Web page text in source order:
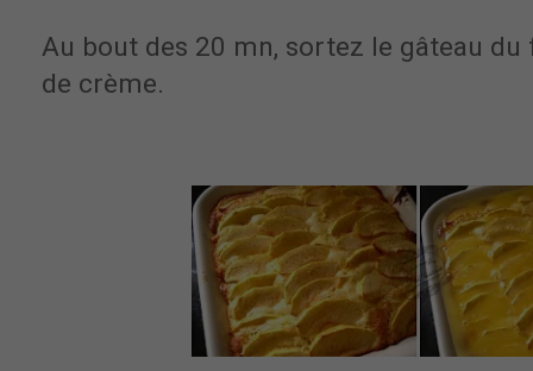
Au bout des 20 mn, sortez le gâteau
de crème.